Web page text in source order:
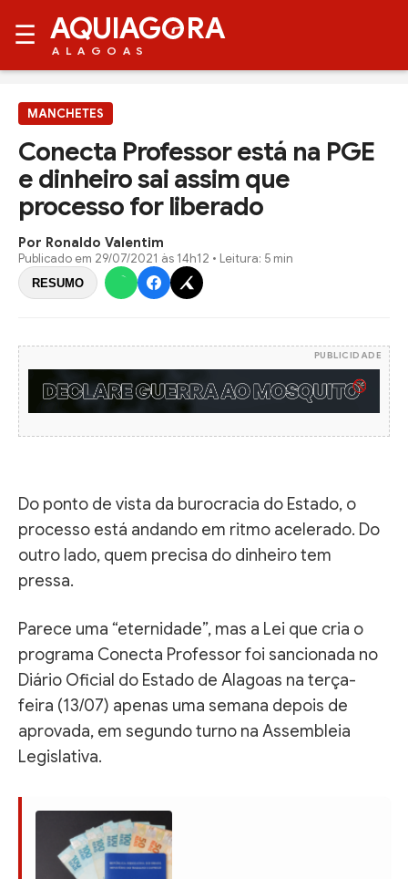
☰ AQUIAG RA
ALAGOAS
MANCHETES
Conecta Professor está na PGE
e dinheiro sai assim que
processo for liberado
Por Ronaldo Valentim
Publicado em 29/07/2021 às 14h12 • Leitura: 5 min
RESUMO
PUBLICIDADE
Do ponto de vista da burocracia do Estado, o
processo está andando em ritmo acelerado. Do
outro lado, quem precisa do dinheiro tem
pressa.
Parece uma “eternidade”, mas a Lei que cria o
programa Conecta Professor foi sancionada no
Diário Oficial do Estado de Alagoas na terça-
feira (13/07) apenas uma semana depois de
aprovada, em segundo turno na Assembleia
Legislativa.